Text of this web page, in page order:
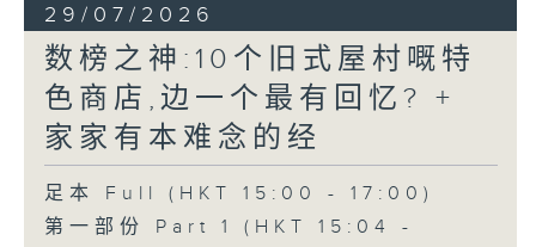
29/07/2026
数榜之神:10个旧式屋村嘅特
色商店,边一个最有回忆? +
家家有本难念的经
足本 Full (HKT 15:00 - 17:00)
第一部份 Part 1 (HKT 15:04 -